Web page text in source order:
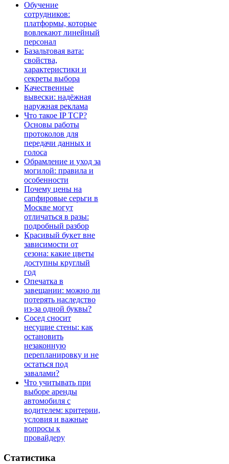
Обучение
сотрудников:
платформы, которые
вовлекают линейный
персонал
Базальтовая вата:
свойства,
характеристики и
секреты выбора
Качественные
вывески: надёжная
наружная реклама
Что такое IP TCP?
Основы работы
протоколов для
передачи данных и
голоса
Обрамление и уход за
могилой: правила и
особенности
Почему цены на
сапфировые серьги в
Москве могут
отличаться в разы:
подробный разбор
Красивый букет вне
зависимости от
сезона: какие цветы
доступны круглый
год
Опечатка в
завещании: можно ли
потерять наследство
из-за одной буквы?
Сосед сносит
несущие стены: как
остановить
незаконную
перепланировку и не
остаться под
завалами?
Что учитывать при
выборе аренды
автомобиля с
водителем: критерии,
условия и важные
вопросы к
провайдеру
Статистика